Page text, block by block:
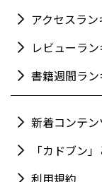
アクセスラ
レビューラ
書籍週間ラ
新着コンテン
「カドブン
利用規約